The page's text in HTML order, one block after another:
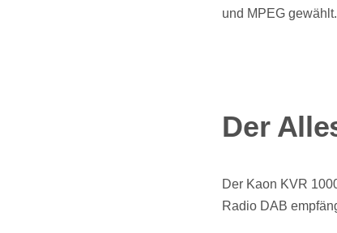
und MPEG gewählt.
Der
Der Kaon KVR
Radio DAB